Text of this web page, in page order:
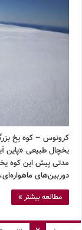
کرونوس – کوه یخ
یخچال طبیعی «پاین
مدتی پیش این کوه
دوربین‌های
مطالعه بیشتر »